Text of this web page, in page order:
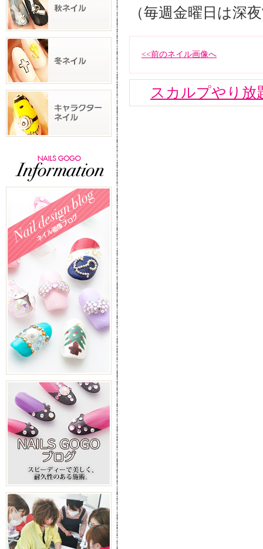
（毎週金曜日は深
<<前のネイル画像へ
スカルプやり放